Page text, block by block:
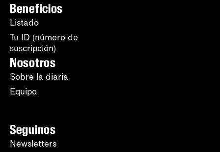
Beneficios
Listado
Tu ID (número de
suscripción)
Nosotros
Sobre la diaria
Equipo
Seguinos
Newsletters